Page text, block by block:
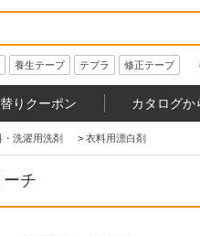
養生テープ テプラ 修正テープ
りクーポン カタログか
・洗濯用洗剤 > 衣料用漂白剤
チ